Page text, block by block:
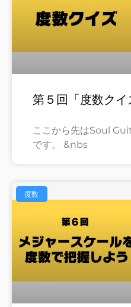
第５回「度数クイ
ここから先はSoul
です。 &nbs
度数